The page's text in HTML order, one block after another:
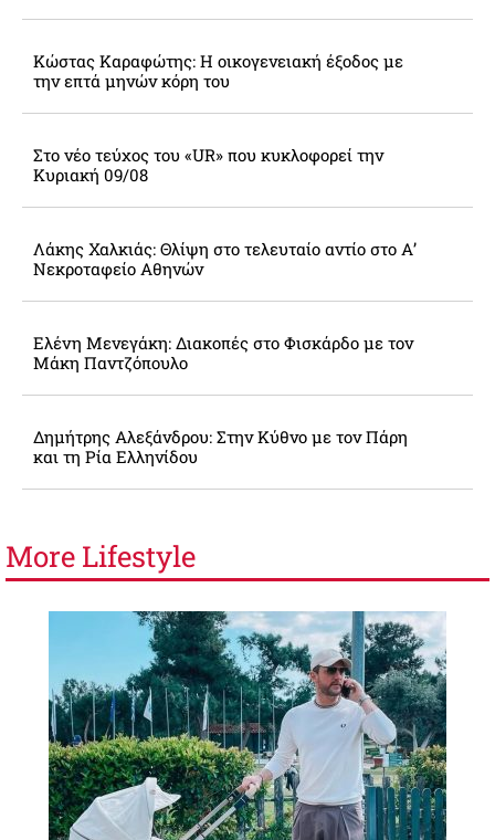
Κώστας Καραφώτης: Η οικογενειακή έξοδος με
την επτά μηνών κόρη του
Στο νέο τεύχος του «UR» που κυκλοφορεί την
Κυριακή 09/08
Λάκης Χαλκιάς: Θλίψη στο τελευταίο αντίο στο Α’
Νεκροταφείο Αθηνών
Ελένη Μενεγάκη: Διακοπές στο Φισκάρδο με τον
Μάκη Παντζόπουλο
Δημήτρης Αλεξάνδρου: Στην Κύθνο με τον Πάρη
και τη Ρία Ελληνίδου
More Lifestyle